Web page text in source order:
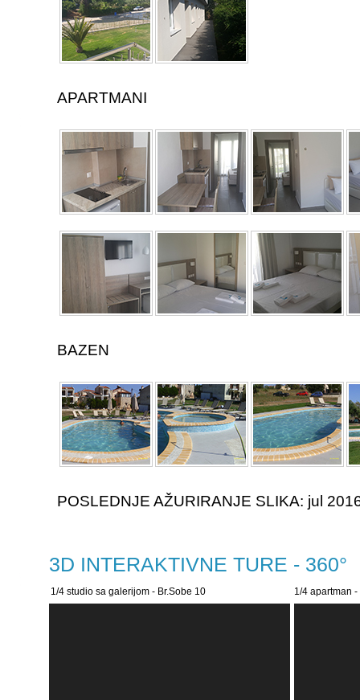
APARTMANI
BAZEN
POSLEDNJE AŽURIRANJE SLIKA: jul
3D INTERAKTIVNE TURE - 360°
1/4 studio sa galerijom - Br.Sobe 10 1/4 apartman -